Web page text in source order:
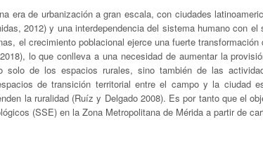
era de urbanización a gran escala, con ciudades
2012) y una interdependencia del sistema humano con
el crecimiento poblacional ejerce una fuerte
lo que conlleva a una necesidad de aumentar la
solo de los espacios rurales, sino también de las
de transición territorial entre el campo y la ciudad
la ruralidad (Ruíz y Delgado 2008). Es por tanto que el
(SSE) en la Zona Metropolitana de Mérida a partir de